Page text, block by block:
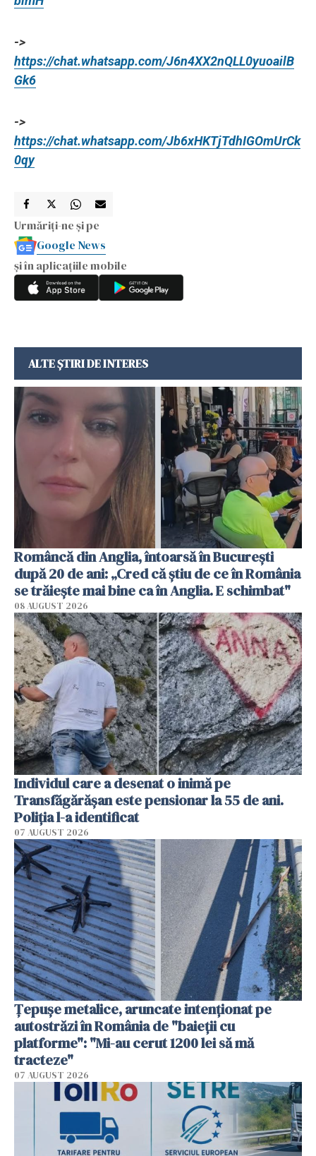
->
https://chat.whatsapp.com/J6n4XX2nQLL0yuoailB
Gk6
->
https://chat.whatsapp.com/Jb6xHKTjTdhIGOmUrCk
0qy
Urmăriți-ne și pe
Google News
și în aplicațiile mobile
ALTE ȘTIRI DE INTERES
Româncă din Anglia, întoarsă în București
după 20 de ani: „Cred că știu de ce în România
se trăiește mai bine ca în Anglia. E schimbat"
08 AUGUST 2026
Individul care a desenat o inimă pe
Transfăgărășan este pensionar la 55 de ani.
Poliția l-a identificat
07 AUGUST 2026
Țepușe metalice, aruncate intenționat pe
autostrăzi în România de "baieții cu
platforme": "Mi-au cerut 1200 lei să mă
tracteze"
07 AUGUST 2026